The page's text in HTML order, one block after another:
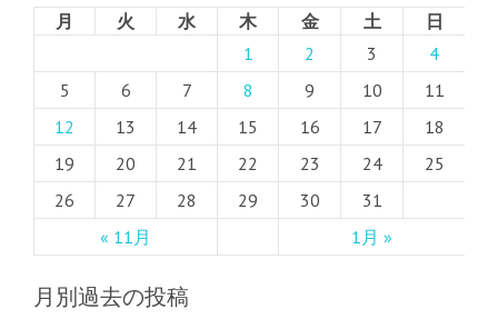
月 火 水 木 金 土 日
« 11月 1月 »
1 2 3
4
5
6 7 8 9 10
11
12
13 14 15 16 17
18
19
20 21 22 23 24
25
26
27 28 29 30 31
月別過去の投稿